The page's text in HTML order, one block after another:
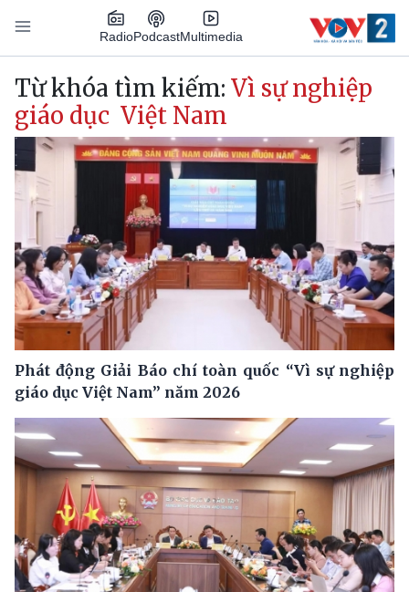
Nhảy đến nội dung
RadioPodcastMultimedia
Main navigation
Từ khóa tìm kiếm: Vì sự nghiệp
giáo dục Việt Nam
Phát động Giải Báo chí toàn quốc “Vì sự nghiệp
giáo dục Việt Nam” năm 2026